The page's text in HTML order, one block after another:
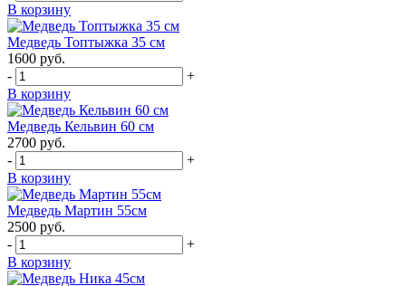
В корзину
Медведь Топтыжка 35 см
1600 руб.
-
+
В корзину
Медведь Кельвин 60 см
2700 руб.
-
+
В корзину
Медведь Мартин 55см
2500 руб.
-
+
В корзину